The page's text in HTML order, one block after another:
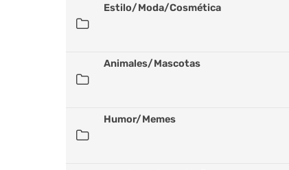
Estilo/Moda/Cosmética
Animales/Mascotas
Humor/Memes